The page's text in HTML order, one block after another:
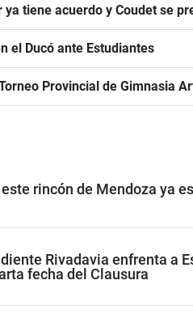
tiene acuerdo y Coudet se
el Ducó ante Estudiantes
Provincial de Gimnasia
rincón de Mendoza ya
Rivadavia enfrenta a
fecha del Clausura